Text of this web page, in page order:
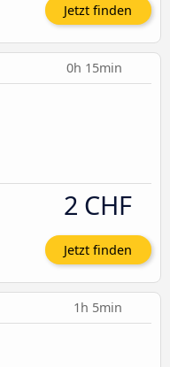
Jetzt finden
0h 15min
2 CHF
Jetzt finden
1h 5min